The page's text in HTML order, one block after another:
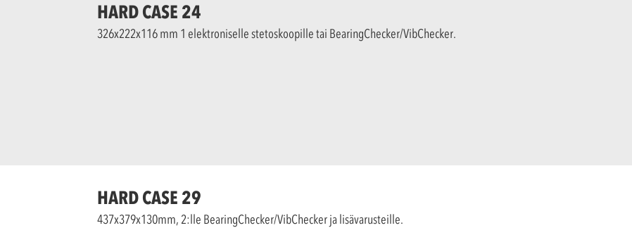
HARD CASE 24
326x222x116 mm 1 elektroniselle stetoskoopille tai BearingChecker/VibChecker.
HARD CASE 29
437x379x130mm, 2:lle BearingChecker/VibChecker ja lisävarusteille.